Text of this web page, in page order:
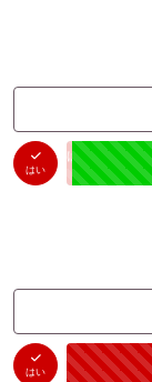
はい
はい
（1件）
未投票
はい